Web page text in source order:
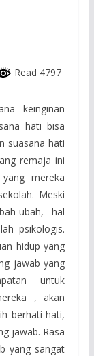
Read 4797
keinginan
hati bisa
suasana hati
remaja ini
mereka
Meski
ubah, hal
psikologis.
hidup yang
jawab yang
untuk
, akan
berhati hati,
jawab. Rasa
yang sangat